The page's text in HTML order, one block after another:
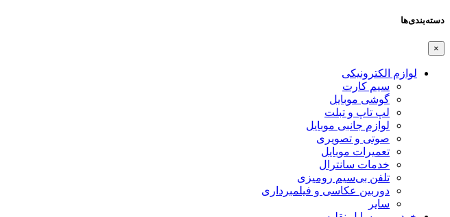
دسته‌بندی‌ها
×
لوازم الکترونیکی
سیم کارت
گوشی موبایل
لپ تاپ و تبلت
لوازم جانبی موبایل
صوتی و تصویری
تعمیرات موبایل
خدمات سانترال
تلفن بی‌سیم رومیزی
دوربین عکاسی و فیلمبرداری
سایر